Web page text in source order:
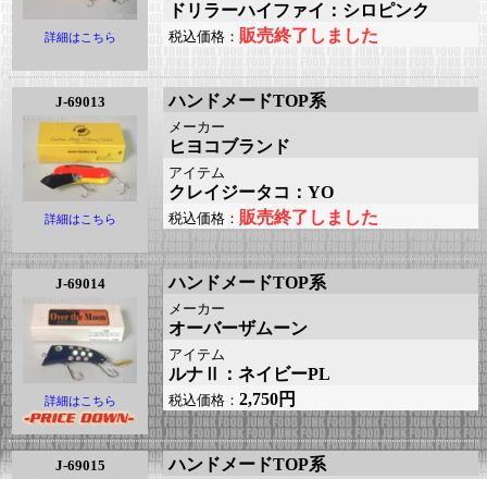
詳細はこちら
ドリラーハイファイ：シロピンク
税込価格： 販売終了しました
J-69013
詳細はこちら
ハンドメードTOP系
メーカー
ヒヨコブランド
アイテム
クレイジータコ：YO
税込価格： 販売終了しました
J-69014
詳細はこちら
ハンドメードTOP系
メーカー
オーバーザムーン
アイテム
ルナⅡ：ネイビーPL
税込価格： 2,750円
J-69015 ハンドメードTOP系